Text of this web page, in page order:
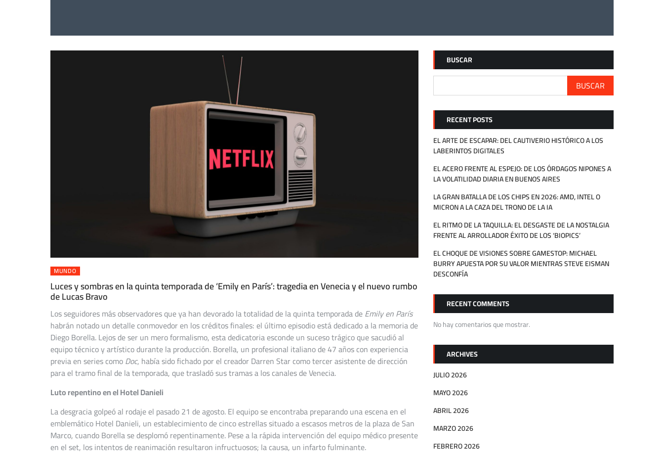
MUNDO
Luces y sombras en la quinta temporada de ‘Emily en París’: tragedia en Venecia y el nuevo rumbo
de Lucas Bravo
Los seguidores más observadores que ya han devorado la totalidad de la quinta temporada deEmily en París
habrán notado un detalle conmovedor en los créditos finales: el último episodio está dedicado a la memoria de
Diego Borella. Lejos de ser un mero formalismo, esta dedicatoria esconde un suceso trágico que sacudió al
equipo técnico y artístico durante la producción. Borella, un profesional italiano de 47 años con experiencia
previa en series comoDoc, había sido fichado por el creador Darren Star como tercer asistente de dirección
para el tramo final de la temporada, que trasladó sus tramas a los canales de Venecia.
Luto repentino en el Hotel Danieli
La desgracia golpeó al rodaje el pasado 21 de agosto. El equipo se encontraba preparando una escena en el
emblemático Hotel Danieli, un establecimiento de cinco estrellas situado a escasos metros de la plaza de San
Marco, cuando Borella se desplomó repentinamente. Pese a la rápida intervención del equipo médico presente
en el set, los intentos de reanimación resultaron infructuosos; la causa, un infarto fulminante.
BUSCAR
BUSCAR
RECENT POSTS
EL ARTE DE ESCAPAR: DEL CAUTIVERIO HISTÓRICO A LOS
LABERINTOS DIGITALES
EL ACERO FRENTE AL ESPEJO: DE LOS ÓRDAGOS NIPONES A
LA VOLATILIDAD DIARIA EN BUENOS AIRES
LA GRAN BATALLA DE LOS CHIPS EN 2026: AMD, INTEL O
MICRON A LA CAZA DEL TRONO DE LA IA
EL RITMO DE LA TAQUILLA: EL DESGASTE DE LA NOSTALGIA
FRENTE AL ARROLLADOR ÉXITO DE LOS ‘BIOPICS’
EL CHOQUE DE VISIONES SOBRE GAMESTOP: MICHAEL
BURRY APUESTA POR SU VALOR MIENTRAS STEVE EISMAN
DESCONFÍA
RECENT COMMENTS
No hay comentarios que mostrar.
ARCHIVES
JULIO 2026
MAYO 2026
ABRIL 2026
MARZO 2026
FEBRERO 2026